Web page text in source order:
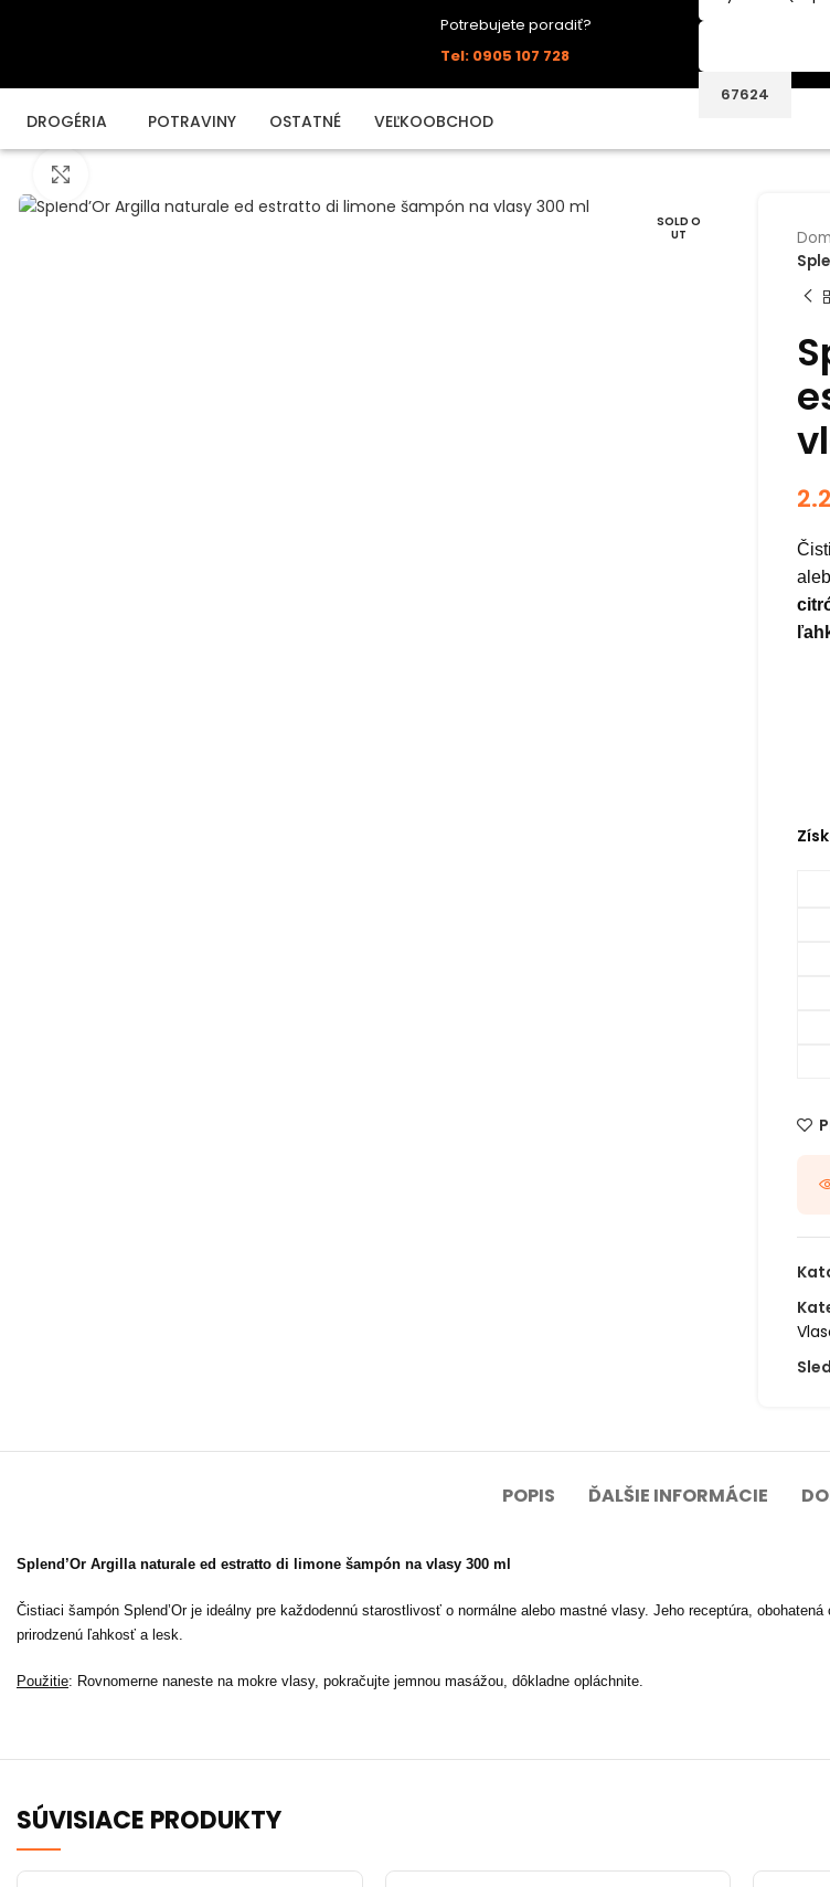
Potrebujete poradiť?
Tel: 0905 107 728
DROGÉRIA POTRAVINY OSTATNÉ VEĽKOOBCHOD
SOLD O
UT
POPIS ĎALŠIE INFORMÁCIE
Splend’Or Argilla naturale ed estratto di limone šampón na vlasy 300 ml
Čistiaci šampón Splend’Or je ideálny pre každodennú starostlivosť o normálne alebo mastné vlasy. Jeho receptúra,
prirodzenú ľahkosť a lesk.
Použitie: Rovnomerne naneste na mokre vlasy, pokračujte jemnou masážou, dôkladne opláchnite.
SÚVISIACE PRODUKTY